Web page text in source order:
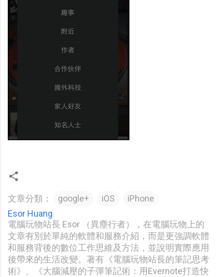
文章分類： google+ iOS
iPhone
Esor Huang
電腦玩物站長 Esor （異塵行者），在電腦玩物上的
文章有別於單純的軟體和服務介紹，而是更強調軟體
和服務背後的數位工作思維及方法，並說明實際應用
後帶來的生活改變。著有《電腦玩物站長的筆記思考
術》、《大腦減壓的子彈筆記術：用Evernote打造快